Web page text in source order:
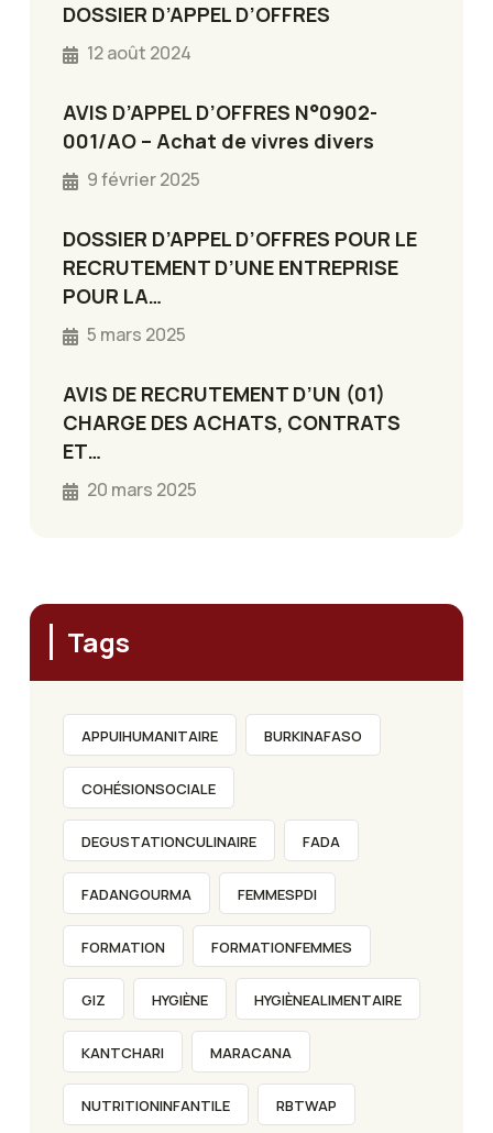
DOSSIER D’APPEL D’OFFRES
12 août 2024
AVIS D’APPEL D’OFFRES N°0902-
001/AO – Achat de vivres divers
9 février 2025
DOSSIER D’APPEL D’OFFRES POUR LE
RECRUTEMENT D’UNE ENTREPRISE
POUR LA…
5 mars 2025
AVIS DE RECRUTEMENT D’UN (01)
CHARGE DES ACHATS, CONTRATS
ET…
20 mars 2025
Tags
APPUIHUMANITAIRE BURKINAFASO
COHÉSIONSOCIALE
DEGUSTATIONCULINAIRE FADA
FADANGOURMA FEMMESPDI
FORMATION FORMATIONFEMMES
GIZ HYGIÈNE HYGIÈNEALIMENTAIRE
KANTCHARI MARACANA
NUTRITIONINFANTILE RBTWAP